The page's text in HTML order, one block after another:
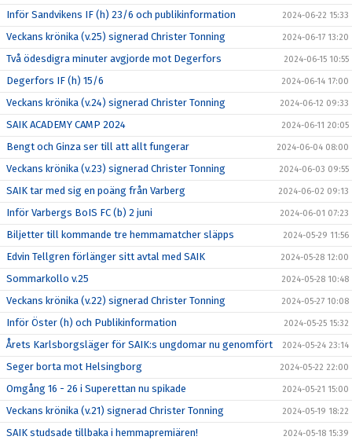
Inför Sandvikens IF (h) 23/6 och publikinformation 2024-06-22 15:33
Veckans krönika (v.25) signerad Christer Tonning 2024-06-17 13:20
Två ödesdigra minuter avgjorde mot Degerfors 2024-06-15 10:55
Degerfors IF (h) 15/6 2024-06-14 17:00
Veckans krönika (v.24) signerad Christer Tonning 2024-06-12 09:33
SAIK ACADEMY CAMP 2024 2024-06-11 20:05
Bengt och Ginza ser till att allt fungerar 2024-06-04 08:00
Veckans krönika (v.23) signerad Christer Tonning 2024-06-03 09:55
SAIK tar med sig en poäng från Varberg 2024-06-02 09:13
Inför Varbergs BoIS FC (b) 2 juni 2024-06-01 07:23
Biljetter till kommande tre hemmamatcher släpps 2024-05-29 11:56
Edvin Tellgren förlänger sitt avtal med SAIK 2024-05-28 12:00
Sommarkollo v.25 2024-05-28 10:48
Veckans krönika (v.22) signerad Christer Tonning 2024-05-27 10:08
Inför Öster (h) och Publikinformation 2024-05-25 15:32
Årets Karlsborgsläger för SAIK:s ungdomar nu genomfört 2024-05-24 23:14
Seger borta mot Helsingborg 2024-05-22 22:00
Omgång 16 - 26 i Superettan nu spikade 2024-05-21 15:00
Veckans krönika (v.21) signerad Christer Tonning 2024-05-19 18:22
SAIK studsade tillbaka i hemmapremiären! 2024-05-18 15:39